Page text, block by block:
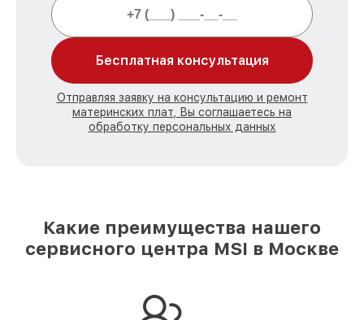
Бесплатная консультация
Отправляя заявку на консультацию и ремонт
материнских плат, Вы соглашаетесь на
обработку персональных данных
Какие преимущества нашего
сервисного центра MSI в Москве